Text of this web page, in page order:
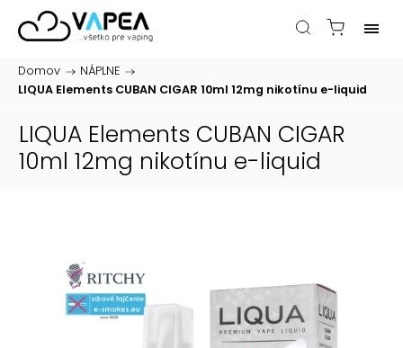
Domov / NÁPLNE /
LIQUA Elements CUBAN CIGAR 10ml 12mg nikotínu e-liquid
LIQUA Elements CUBAN CIGAR
10ml 12mg nikotínu e-liquid